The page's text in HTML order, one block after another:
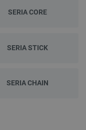
SERIA CORE
SERIA STICK
SERIA CHAIN
Domena